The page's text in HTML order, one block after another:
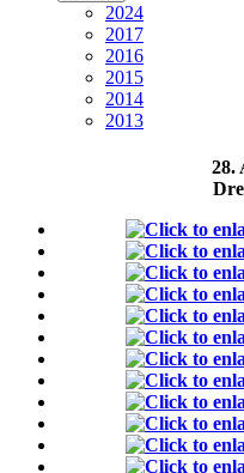
2024
2017
2016
2015
2014
2013
28.